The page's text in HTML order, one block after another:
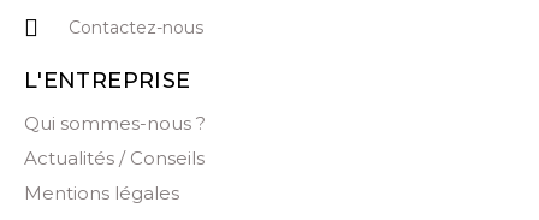
Contactez-nous
L'ENTREPRISE
Qui sommes-nous ?
Actualités / Conseils
Mentions légales